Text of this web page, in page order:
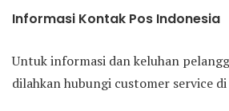
Informasi Kontak Pos Indonesia
Untuk informasi dan keluhan
dilahkan hubungi customer service